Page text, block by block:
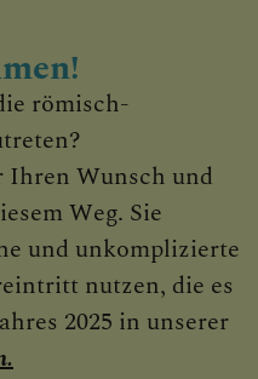
GOTTHARD
römisch-
Ihren Wunsch und
Weg. Sie
und unkomplizierte
nutzen, die es
2025 in unserer